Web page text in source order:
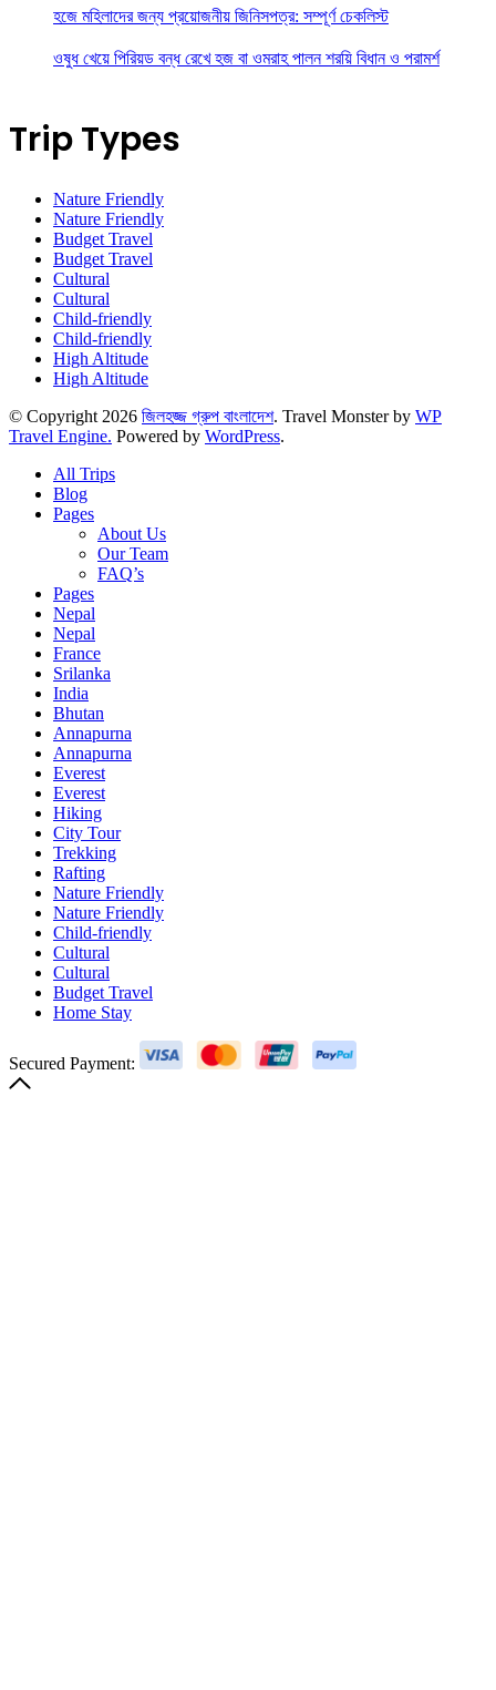
হজে মহিলাদের জন্য প্রয়োজনীয় জিনিসপত্র: সম্পূর্ণ চেকলিস্ট
ওষুধ খেয়ে পিরিয়ড বন্ধ রেখে হজ বা ওমরাহ পালন শরয়ি বিধান ও পরামর্শ
Trip Types
Nature Friendly
Nature Friendly
Budget Travel
Budget Travel
Cultural
Cultural
Child-friendly
Child-friendly
High Altitude
High Altitude
© Copyright 2026 জিলহজ্জ গ্রুপ বাংলাদেশ. Travel Monster by WP
Travel Engine. Powered by WordPress.
All Trips
Blog
Pages
About Us
Our Team
FAQ’s
Pages
Nepal
Nepal
France
Srilanka
India
Bhutan
Annapurna
Annapurna
Everest
Everest
Hiking
City Tour
Trekking
Rafting
Nature Friendly
Nature Friendly
Child-friendly
Cultural
Cultural
Budget Travel
Home Stay
Secured Payment: